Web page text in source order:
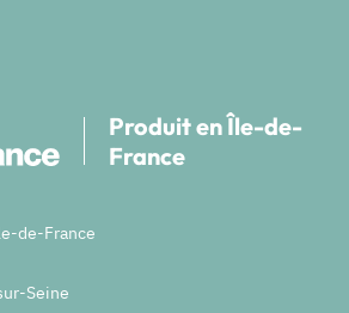
Produit en Île-de-
France
de-France
Seine